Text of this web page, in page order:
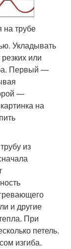
на трубе
Укладывать
или
Первый —
—
на
из
и другие
При
петель.
изгиба.